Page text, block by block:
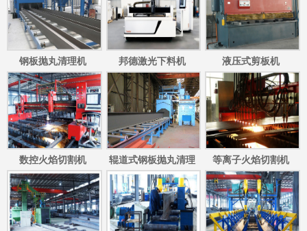
钢板抛丸清理机 邦德激光下料机 液压式剪板机
数控火焰切割机
辊道式钢板抛丸清理
机
等离子火焰切割机